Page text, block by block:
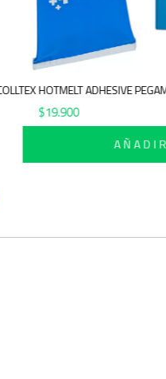
COLLTEX HOTMELT ADHESIVE
$19.900
AÑADIR